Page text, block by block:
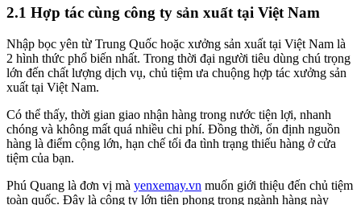
2.1 Hợp tác cùng công ty sản xuất tại Việt Nam
Nhập bọc yên từ Trung Quốc hoặc xưởng sản xuất tại Việt Nam là
2 hình thức phổ biến nhất. Trong thời đại người tiêu dùng chú trọng
lớn đến chất lượng dịch vụ, chủ tiệm ưa chuộng hợp tác xưởng sản
xuất tại Việt Nam.
Có thể thấy, thời gian giao nhận hàng trong nước tiện lợi, nhanh
chóng và không mất quá nhiều chi phí. Đồng thời, ổn định nguồn
hàng là điểm cộng lớn, hạn chế tối đa tình trạng thiếu hàng ở cửa
tiệm của bạn.
Phú Quang là đơn vị mà yenxemay.vn muốn giới thiệu đến chủ tiệm
toàn quốc. Đây là công ty lớn tiên phong trong ngành hàng này